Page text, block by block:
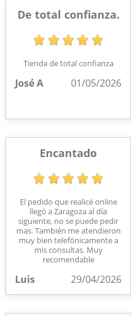
De total confianza.
Tienda de total confianza
José A 01/05/2026
Encantado
El pedido que realicé online
llegó a Zaragoza al día
siguiente, no se puede pedir
mas. También me atendieron
muy bien telefónicamente a
mis consultas. Muy
recomendable
Luis 29/04/2026